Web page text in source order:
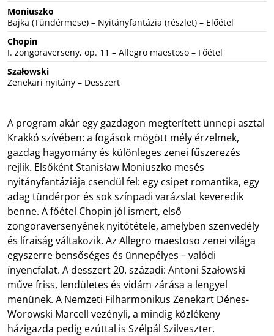
Moniuszko
Bajka (Tündérmese) – Nyitányfantázia (részlet) – Előétel
Chopin
I. zongoraverseny, op. 11 – Allegro maestoso – Főétel
Szałowski
Zenekari nyitány – Desszert
A program akár egy gazdagon megterített ünnepi asztal
Krakkó szívében: a fogások mögött mély érzelmek,
gazdag hagyomány és különleges zenei fűszerezés
rejlik. Elsőként Stanisław Moniuszko mesés
nyitányfantáziája csendül fel: egy csipet romantika, egy
adag tündérpor és sok színpadi varázslat keveredik
benne. A főétel Chopin jól ismert, első
zongoraversenyének nyitótétele, amelyben szenvedély
és líraiság váltakozik. Az Allegro maestoso zenei világa
egyszerre bensőséges és ünnepélyes – valódi
ínyencfalat. A desszert 20. századi: Antoni Szałowski
műve friss, lendületes és vidám zárása a lengyel
menünek. A Nemzeti Filharmonikus Zenekart Dénes-
Worowski Marcell vezényli, a mindig közlékeny
házigazda pedig ezúttal is Szélpál Szilveszter.